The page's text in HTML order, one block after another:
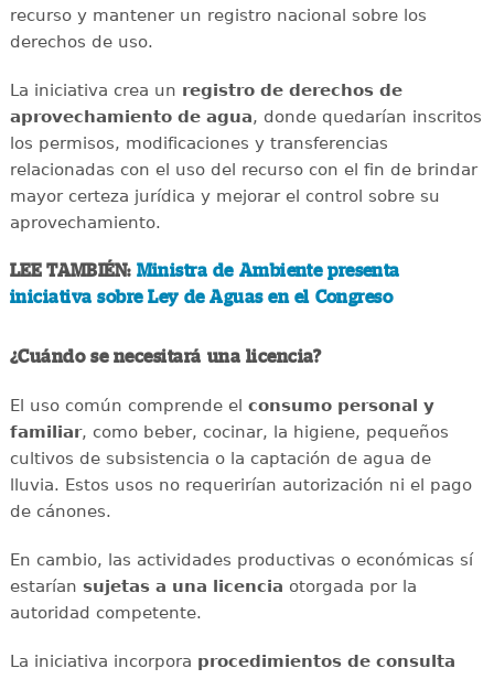
recurso y mantener un registro nacional sobre los
derechos de uso.
La iniciativa crea un registro de derechos de
aprovechamiento de agua, donde quedarían inscritos
los permisos, modificaciones y transferencias
relacionadas con el uso del recurso con el fin de brindar
mayor certeza jurídica y mejorar el control sobre su
aprovechamiento.
LEE TAMBIÉN: Ministra de Ambiente presenta
iniciativa sobre Ley de Aguas en el Congreso
¿Cuándo se necesitará una licencia?
El uso común comprende el consumo personal y
familiar, como beber, cocinar, la higiene, pequeños
cultivos de subsistencia o la captación de agua de
lluvia. Estos usos no requerirían autorización ni el pago
de cánones.
En cambio, las actividades productivas o económicas sí
estarían sujetas a una licencia otorgada por la
autoridad competente.
La iniciativa incorpora procedimientos de consulta